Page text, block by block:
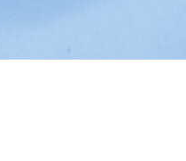
Trophée Jules Verne